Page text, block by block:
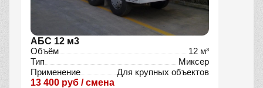
АБС 12 м3
Объём
12 м³
Тип
Миксер
Применение
Для крупных объектов
13 400 руб / смена